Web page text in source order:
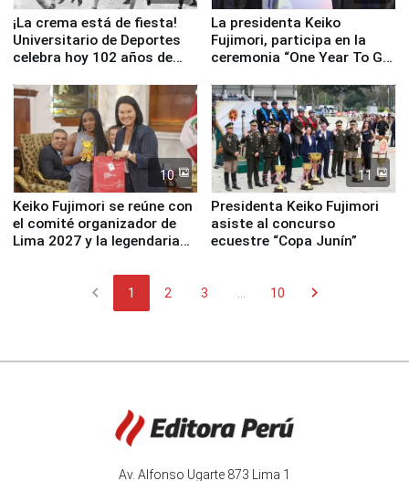
¡La crema está de fiesta!
Universitario de Deportes
celebra hoy 102 años de
La presidenta Keiko
Fujimori, participa en la
ceremonia “One Year To Go
10
Keiko Fujimori se reúne con
el comité organizador de
Lima 2027 y la legendaria
11
Presidenta Keiko Fujimori
asiste al concurso
ecuestre “Copa Junín”
chevron_left 1 2 3 10 chevron_right
Av. Alfonso Ugarte 873 Lima 1